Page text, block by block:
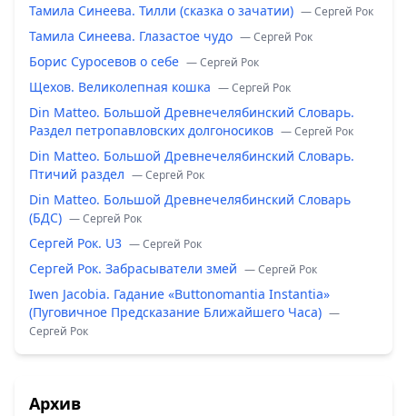
Тамила Синеева. Тилли (сказка о зачатии) — Сергей Рок
Тамила Синеева. Глазастое чудо — Сергей Рок
Борис Суросевов о себе — Сергей Рок
Щехов. Великолепная кошка — Сергей Рок
Din Matteo. Большой Древнечелябинский Словарь.
Раздел петропавловских долгоносиков — Сергей Рок
Din Matteo. Большой Древнечелябинский Словарь.
Птичий раздел — Сергей Рок
Din Matteo. Большой Древнечелябинский Словарь
(БДС) — Сергей Рок
Сергей Рок. U3 — Сергей Рок
Сергей Рок. Забрасыватели змей — Сергей Рок
Iwen Jacobia. Гадание «Buttonomantia Instantia»
(Пуговичное Предсказание Ближайшего Часа) —
Сергей Рок
Архив